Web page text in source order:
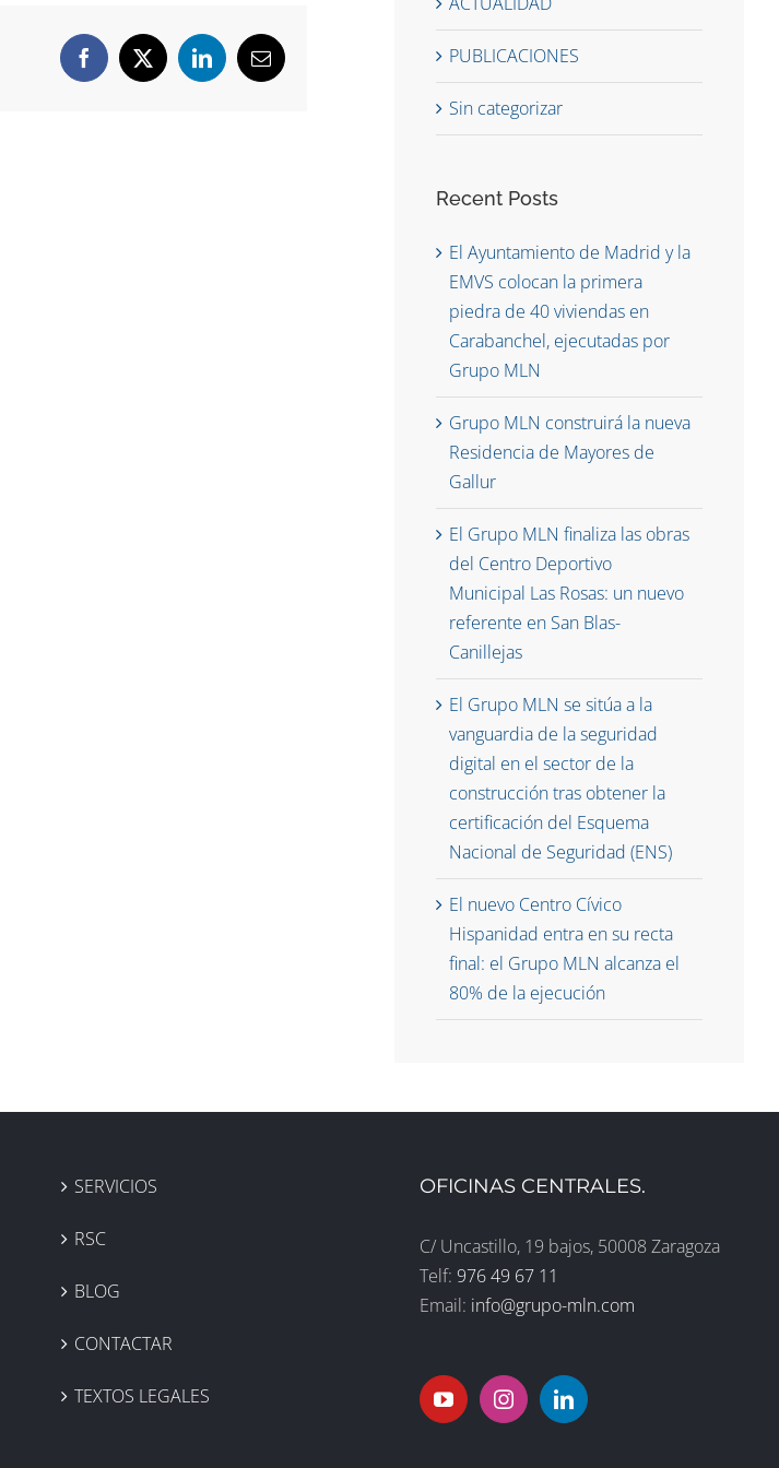
Facebook
X LinkedInCorreo
electrónico
PUBLICACIONES
Sin categorizar
Recent Posts
El Ayuntamiento de Madrid y la
EMVS colocan la primera
piedra de 40 viviendas en
Carabanchel, ejecutadas por
Grupo MLN
Grupo MLN construirá la nueva
Residencia de Mayores de
Gallur
El Grupo MLN finaliza las obras
del Centro Deportivo
Municipal Las Rosas: un nuevo
referente en San Blas-
Canillejas
El Grupo MLN se sitúa a la
vanguardia de la seguridad
digital en el sector de la
construcción tras obtener la
certificación del Esquema
Nacional de Seguridad (ENS)
El nuevo Centro Cívico
Hispanidad entra en su recta
final: el Grupo MLN alcanza el
80% de la ejecución
SERVICIOS
RSC
BLOG
CONTACTAR
TEXTOS LEGALES
OFICINAS CENTRALES.
C/ Uncastillo, 19 bajos, 50008 Zaragoza
Telf: 976 49 67 11
Email: info@grupo-mln.com